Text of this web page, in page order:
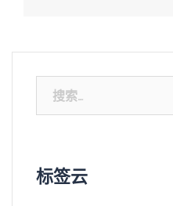
索：
标签云